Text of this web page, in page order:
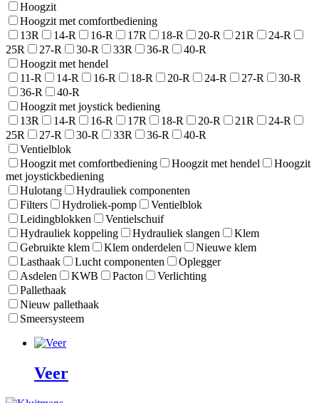
Hoogzit
Hoogzit met comfortbediening
13R
14-R 16-R 17R 18-R 20-R 21R
24-R
25R
27-R 30-R 33R 36-R
40-R
Hoogzit met hendel
11-R
14-R 16-R 18-R 20-R 24-R 27-R
30-R
36-R
40-R
Hoogzit met joystick bediening
13R
14-R 16-R 17R 18-R 20-R 21R
24-R
25R
27-R 30-R 33R 36-R
40-R
Ventielblok
Hoogzit met comfortbediening
Hoogzit met hendel
Hoogzit
met joystickbediening
Hulotang
Hydrauliek componenten
Filters
Hydroliek-pomp
Ventielblok
Leidingblokken
Ventielschuif
Hydrauliek koppeling
Hydrauliek slangen
Klem
Gebruikte klem
Klem onderdelen
Nieuwe klem
Lasthaak
Lucht componenten
Oplegger
Asdelen
KWB Pacton
Verlichting
Pallethaak
Nieuw pallethaak
Smeersysteem
Veer